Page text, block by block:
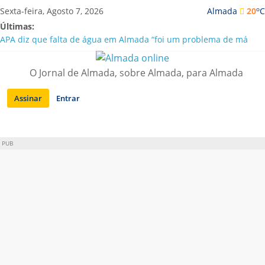
Saltar
para
conteúdo
Almada 20oC
Sexta-feira, Agosto 7, 2026
Últimas:
APA diz que falta de água em Almada “foi um problema de má
Laranjeiro | Cultura pop asiática invade a Casa Amarela
Ponte 25 de Abril celebra 60 anos com programa cultural entre
Lisboa e Almada
Situação de alerta em Almada renovada até final de Agosto
O Jornal de Almada, sobre Almada, para Almada
Assinar Entrar
PUB